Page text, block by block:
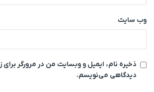
وب‌ سایت
ذخیره نام، ایمیل و وبسایت من در مرورگر برای
دیدگاهی می‌نویسم.